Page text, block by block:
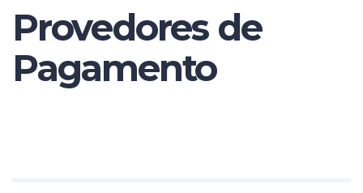
Provedores de
Pagamento